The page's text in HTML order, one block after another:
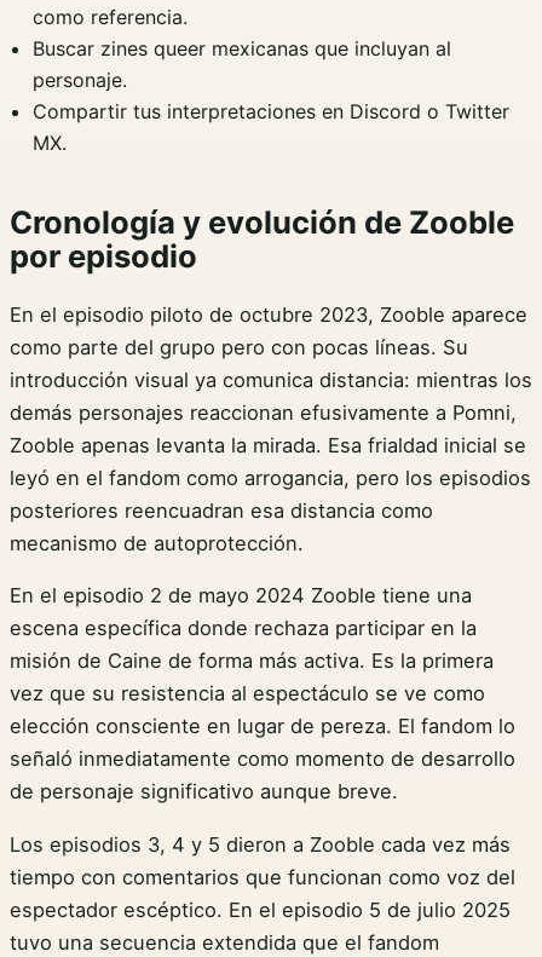
como referencia.
Buscar zines queer mexicanas que incluyan al
personaje.
Compartir tus interpretaciones en Discord o Twitter
MX.
Cronología y evolución de Zooble
por episodio
En el episodio piloto de octubre 2023, Zooble aparece
como parte del grupo pero con pocas líneas. Su
introducción visual ya comunica distancia: mientras los
demás personajes reaccionan efusivamente a Pomni,
Zooble apenas levanta la mirada. Esa frialdad inicial se
leyó en el fandom como arrogancia, pero los episodios
posteriores reencuadran esa distancia como
mecanismo de autoprotección.
En el episodio 2 de mayo 2024 Zooble tiene una
escena específica donde rechaza participar en la
misión de Caine de forma más activa. Es la primera
vez que su resistencia al espectáculo se ve como
elección consciente en lugar de pereza. El fandom lo
señaló inmediatamente como momento de desarrollo
de personaje significativo aunque breve.
Los episodios 3, 4 y 5 dieron a Zooble cada vez más
tiempo con comentarios que funcionan como voz del
espectador escéptico. En el episodio 5 de julio 2025
tuvo una secuencia extendida que el fandom